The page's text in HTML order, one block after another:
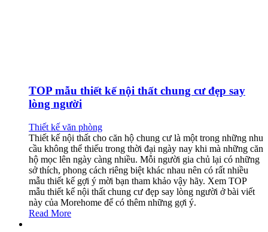
TOP mẫu thiết kế nội thất chung cư đẹp say
lòng người
Thiết kế văn phòng
Thiết kế nội thất cho căn hộ chung cư là một trong những nhu
cầu không thể thiếu trong thời đại ngày nay khi mà những căn
hộ mọc lên ngày càng nhiều. Mỗi người gia chủ lại có những
sở thích, phong cách riêng biệt khác nhau nên có rất nhiều
mẫu thiết kế gợi ý mời bạn tham khảo vậy hãy. Xem TOP
mẫu thiết kế nội thất chung cư đẹp say lòng người ở bài viết
này của Morehome để có thêm những gợi ý.
Read More